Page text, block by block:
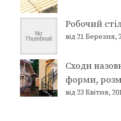
Робочий
від 21 Березня,
Сходи
форми,
від 23 Квітня,